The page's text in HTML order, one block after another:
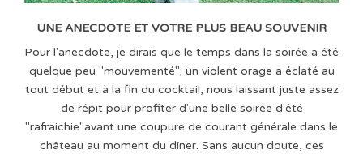
UNE ANECDOTE ET VOTRE PLUS BEAU SOUVENIR
Pour l'anecdote, je dirais que le temps dans la soirée a été
quelque peu "mouvementé"; un violent orage a éclaté au
tout début et à la fin du cocktail, nous laissant juste assez
de répit pour profiter d'une belle soirée d'été
"rafraichie"avant une coupure de courant générale dans le
château au moment du dîner. Sans aucun doute, ces